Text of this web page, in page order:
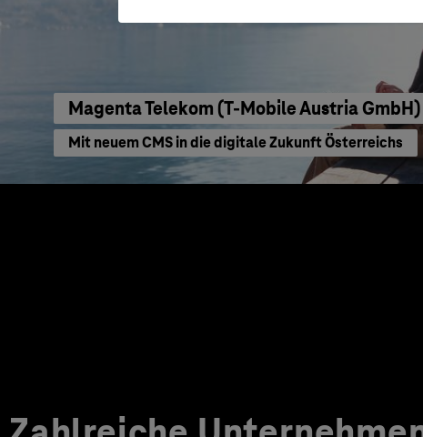
Magenta Telekom (T-Mobile Austria GmbH)
Mit neuem CMS in die digitale Zukunft Österreichs